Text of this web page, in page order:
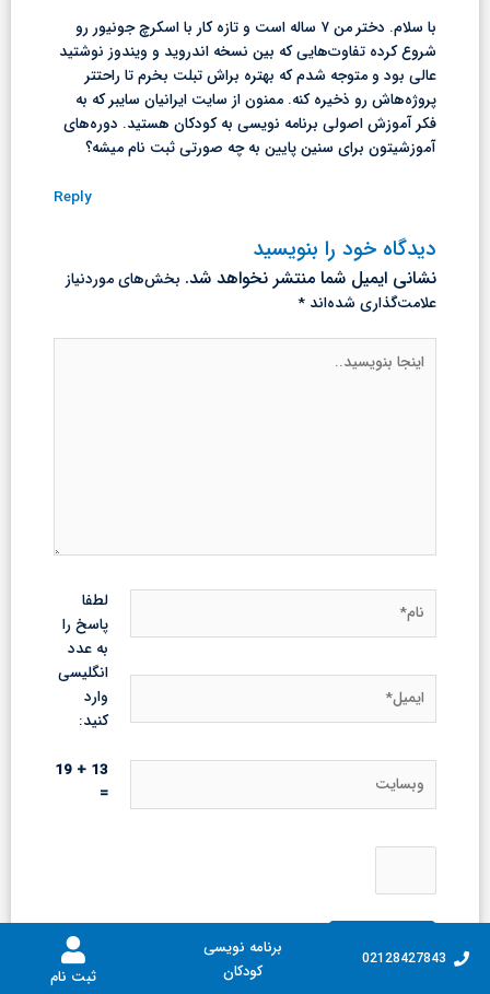
02128427843
برنامه نویسی
کودکان
ثبت نام
با سلام. دختر من ۷ ساله‌ است و تازه کار با اسکرچ جونیور رو
شروع کرده تفاوت‌هایی که بین نسخه اندروید و ویندوز نوشتید
عالی بود و متوجه شدم که بهتره براش تبلت بخرم تا راحتتر
پروژه‌هاش رو ذخیره کنه. ممنون از سایت ایرانیان سایبر که به
فکر آموزش اصولی برنامه نویسی به کودکان هستید. دوره‌های
آموزشیتون برای سنین پایین به چه صورتی ثبت نام میشه؟
Reply
دیدگاه‌ خود را بنویسید
نشانی ایمیل شما منتشر نخواهد شد. بخش‌های موردنیاز
علامت‌گذاری شده‌اند *
بنویسید..
لطفا
پاسخ را
به عدد
انگلیسی
وارد
کنید:
13 + 19
=